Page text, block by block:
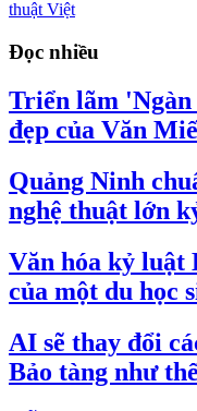
thuật Việt
Đọc nhiều
Triển lãm 'Ngàn
đẹp của Văn
Quảng Ninh
nghệ thuật lớn
Văn hóa kỷ luật
của một du học
AI sẽ thay đổi
Bảo tàng như